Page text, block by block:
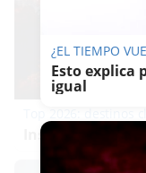
Inspírate y elige
¿EL TIEMPO
Esto explica
igual